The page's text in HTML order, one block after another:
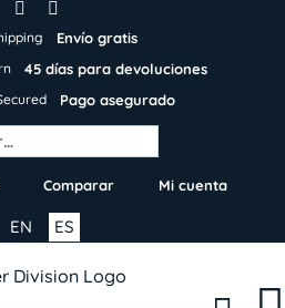
Envío gratis
45 días para devoluciones
Pago asegurado
Comparar Mi cuenta
ES
EN